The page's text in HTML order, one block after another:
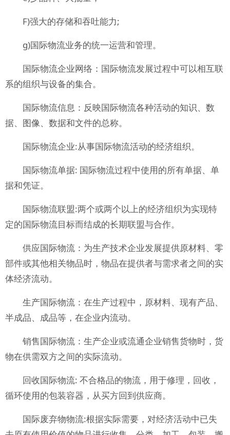
F)强大的存储和吞吐能力;
g)国际物流业务的统一运营和管理。
国际物流企业网络：国际物流发展过程中可以相互联
系的组织与设备的集合。
国际物流信息：反映国际物流各种活动的知识、数
据、图像、数据和文件的总称。
国际物流企业:从事国际物流活动的经济组织。
国际物流单据: 国际物流过程中使用的所有单据、单
据和凭证。
国际物流联盟:两个或两个以上的经济组织为实现特
定的国际物流目标而结成的长期联盟与合作。
供应国际物流：为生产技术企业发展提供原材料、零
部件或其他相关物品时，物品在提供者与需求者之间的实
体经济流动。
生产国际物流：在生产过程中，原材料、现有产品、
半成品、成品等，在企业内流动。
销售国际物流：生产企业或流通企业销售货物时，货
物在供需双方之间的实际流动。
回收国际物流: 不合格品的物流，用于修理，回收，
循环使用的包装容器，从买方回到供应商。
国际废弃物物流:根据实际需要，对经济活动中已失